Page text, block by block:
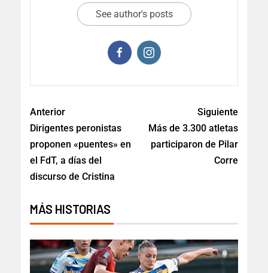
See author's posts
Anterior
Dirigentes peronistas
proponen «puentes» en
el FdT, a días del
discurso de Cristina
Siguiente
Más de 3.300 atletas
participaron de Pilar
Corre
MÁS HISTORIAS